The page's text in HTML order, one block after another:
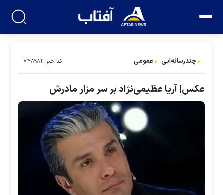
چندرسانه‌ایی عمومی کد خبر:۷۴۸۹۸۳
عکس| آریا عظیمی‌نژاد بر سر مزار مادرش